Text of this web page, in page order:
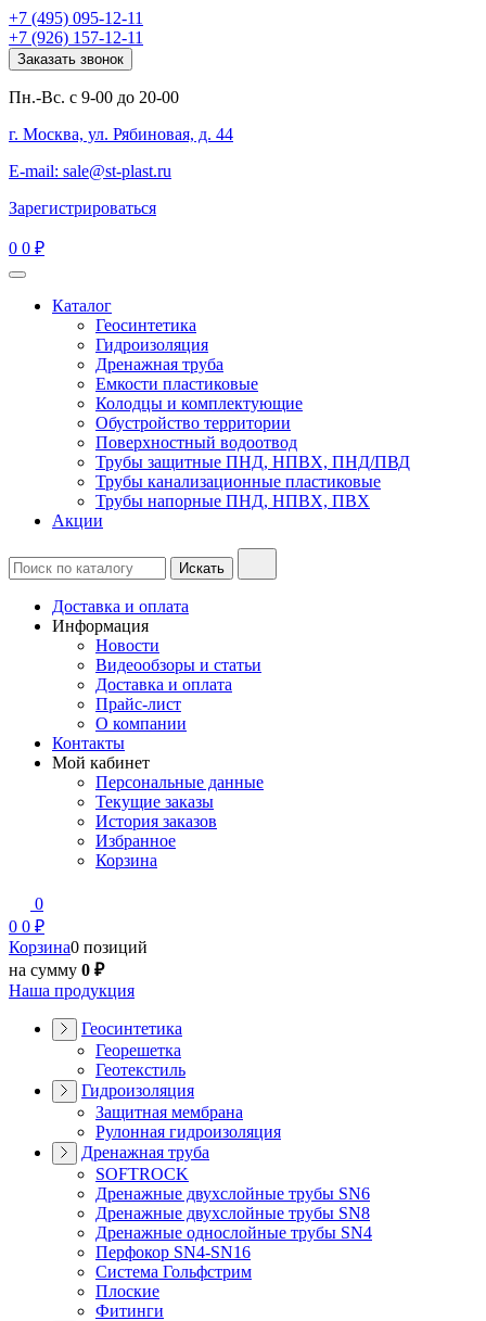
+7 (495) 095-12-11
+7 (926) 157-12-11
Заказать звонок
Пн.-Вс. с 9-00 до 20-00
г. Москва, ул. Рябиновая, д. 44
E-mail: sale@st-plast.ru
Зарегистрироваться
0 0 ₽
Каталог
Геосинтетика
Гидроизоляция
Дренажная труба
Емкости пластиковые
Колодцы и комплектующие
Обустройство территории
Поверхностный водоотвод
Трубы защитные ПНД, НПВХ, ПНД/ПВД
Трубы канализационные пластиковые
Трубы напорные ПНД, НПВХ, ПВХ
Акции
Доставка и оплата
Информация
Новости
Видеообзоры и статьи
Доставка и оплата
Прайс-лист
О компании
Контакты
Мой кабинет
Персональные данные
Текущие заказы
История заказов
Избранное
Корзина
0
0 0 ₽
Корзина0 позиций
на сумму 0 ₽
Наша продукция
Геосинтетика
Георешетка
Геотекстиль
Гидроизоляция
Защитная мембрана
Рулонная гидроизоляция
Дренажная труба
SOFTROCK
Дренажные двухслойные трубы SN6
Дренажные двухслойные трубы SN8
Дренажные однослойные трубы SN4
Перфокор SN4-SN16
Система Гольфстрим
Плоские
Фитинги